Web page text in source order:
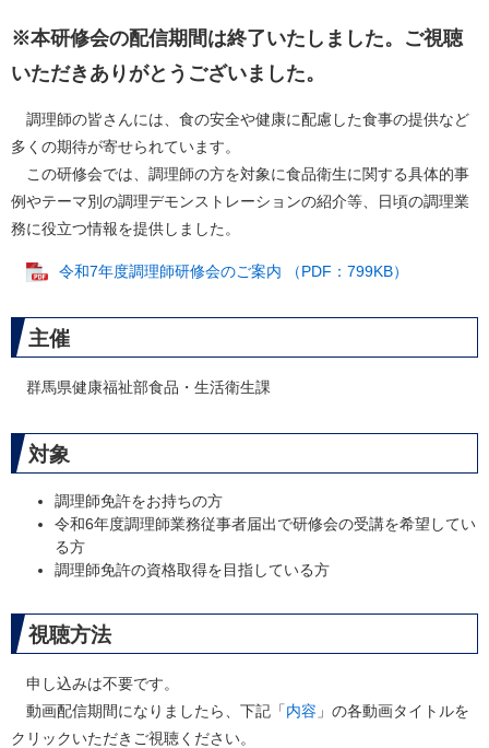
※本研修会の配信期間は終了いたしました。ご視聴
いただきありがとうございました。
調理師の皆さんには、食の安全や健康に配慮した食事の提供など
多くの期待が寄せられています。
この研修会では、調理師の方を対象に食品衛生に関する具体的事
例やテーマ別の調理デモンストレーションの紹介等、日頃の調理業
務に役立つ情報を提供しました。
令和7年度調理師研修会のご案内 （PDF：799KB）
主催
群馬県健康福祉部食品・生活衛生課
対象
調理師免許をお持ちの方
令和6年度調理師業務従事者届出で研修会の受講を希望してい
る方
調理師免許の資格取得を目指している方
視聴方法
申し込みは不要です。
動画配信期間になりましたら、下記「内容 」の各動画タイトルを
クリックいただきご視聴ください。